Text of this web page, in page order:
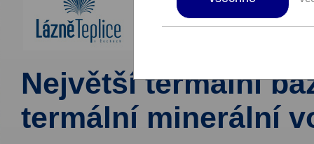
Největší termální
termální minerální